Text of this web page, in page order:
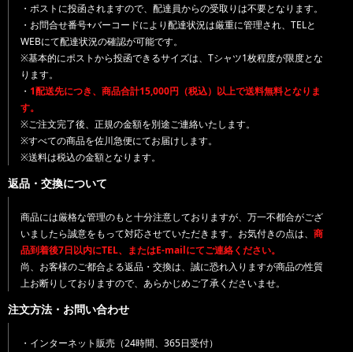
・ポストに投函されますので、配達員からの受取りは不要となります。
・お問合せ番号+バーコードにより配達状況は厳重に管理され、TELと
WEBにて配達状況の確認が可能です。
※基本的にポストから投函できるサイズは、Tシャツ1枚程度が限度とな
ります。
・ 1配送先につき、商品合計15,000円（税込）以上で送料無料となりま
す。
※ご注文完了後、正規の金額を別途ご連絡いたします。
※すべての商品を佐川急便にてお届けします。
※送料は税込の金額となります。
返品・交換について
商品には厳格な管理のもと十分注意しておりますが、万一不都合がござ
いましたら誠意をもって対応させていただきます。お気付きの点は、 商
品到着後7日以内にTEL、またはE-mailにてご連絡ください。
尚、お客様のご都合よる返品・交換は、誠に恐れ入りますが商品の性質
上お断りしておりますので、あらかじめご了承くださいませ。
注文方法・お問い合わせ
・インターネット販売（24時間、365日受付）